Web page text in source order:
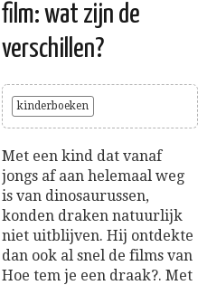
film: wat zijn de
verschillen?
kinderboeken
Met een kind dat vanaf
jongs af aan helemaal weg
is van dinosaurussen,
konden draken natuurlijk
niet uitblijven. Hij ontdekte
dan ook al snel de films van
Hoe tem je een draak?. Met